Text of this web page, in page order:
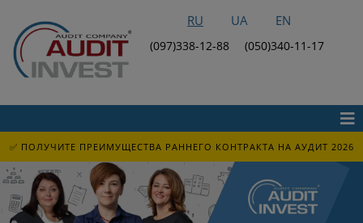
RU UA EN
(097)338-12-88 (050)340-11-17
✅ ПОЛУЧИТЕ ПРЕИМУЩЕСТВА РАННЕГО КОНТРАКТА НА АУДИТ 2026